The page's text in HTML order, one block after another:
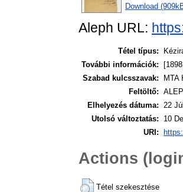
Download
Aleph URL:
Tétel típus:
További információk:
Szabad kulcsszavak:
MTA
Feltöltő:
Elhelyezés dátuma: 22
Utolsó változtatás:
10
URI:
Actions
Tétel szekesztése